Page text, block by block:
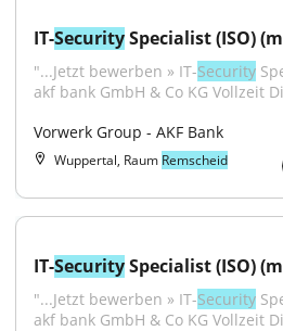
IT-Security Specialist (ISO)
"...Jetzt bewerben » IT-Security
akf bank GmbH & Co KG Vollzeit
Vorwerk Group - AKF Bank
Wuppertal, Raum Remscheid
IT-Security Specialist (ISO)
"...Jetzt bewerben » IT-Security
akf bank GmbH & Co KG Vollzeit